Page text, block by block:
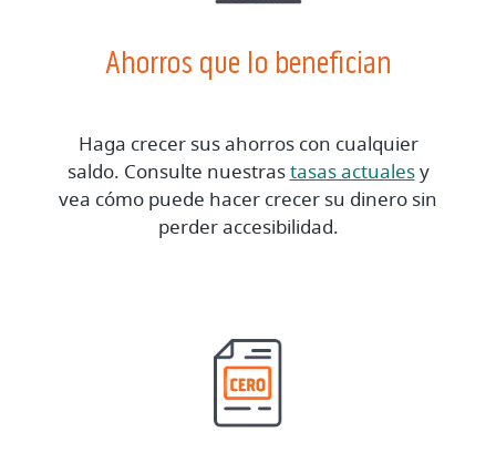
Ahorros que lo benefician
Haga crecer sus ahorros con cualquier
saldo. Consulte nuestrastasas actualesy
vea cómo puede hacer crecer su dinero sin
perder accesibilidad.